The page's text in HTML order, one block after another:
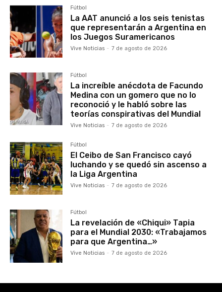
Fútbol
La AAT anunció a los seis tenistas
que representarán a Argentina en
los Juegos Suramericanos
Vive Noticias - 7 de agosto de 2026
Fútbol
La increíble anécdota de Facundo
Medina con un gomero que no lo
reconoció y le habló sobre las
teorías conspirativas del Mundial
Vive Noticias - 7 de agosto de 2026
Fútbol
El Ceibo de San Francisco cayó
luchando y se quedó sin ascenso a
la Liga Argentina
Vive Noticias - 7 de agosto de 2026
Fútbol
La revelación de «Chiqui» Tapia
para el Mundial 2030: «Trabajamos
para que Argentina…»
Vive Noticias - 7 de agosto de 2026